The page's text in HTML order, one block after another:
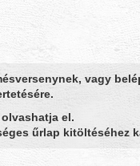
vagy
el.
űrlap kitöltéséhez